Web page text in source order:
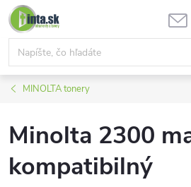
Prejsť
na
obsah
MINOLTA tonery
Minolta 2300
kompatibilný